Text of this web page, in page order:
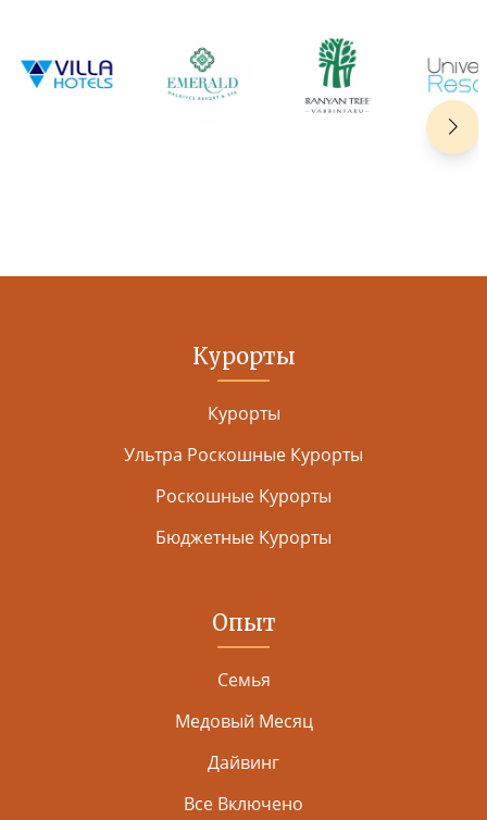
Курорты
Курорты
Ультра Роскошные Курорты
Роскошные Курорты
Бюджетные Курорты
Опыт
Семья
Медовый Месяц
Дайвинг
Все Включено